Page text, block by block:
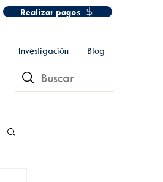
Realizar pagos
Investigación Blog